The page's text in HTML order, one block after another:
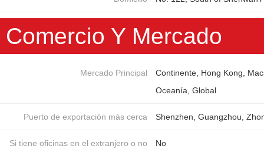
Comercio Y Mercado
Mercado Principal
Continente, Hong Kong,
Oceanía, Global
Puerto de exportación más cerca Shenzhen, Guangzhou,
Si tiene oficinas en el extranjero o no No